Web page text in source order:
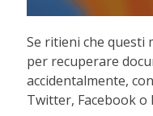
Se ritieni che questi
per recuperare
accidentalmente,
Twitter, Facebook o